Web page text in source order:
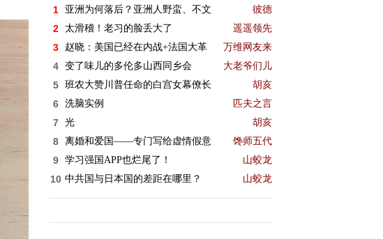
1 亚洲为何落后？亚洲人野蛮、不文 彼德
2 太滑稽！老习的脸丢大了 遥遥领先
3 赵晓：美国已经在内战+法国大革 万维网友来
4 变了味儿的多伦多山西同乡会 大老爷们儿
5 班农大赞川普任命的白宫女幕僚长 胡亥
6 洗脑实例 匹夫之言
7 光 胡亥
8 离婚和爱国——专门写给虚情假意 馋师五代
9 学习强国APP也烂尾了！ 山蛟龙
10 中共国与日本国的差距在哪里？ 山蛟龙